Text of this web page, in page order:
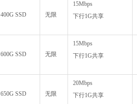
400G SSD 无限
15Mbps
下行1G共享
600G SSD 无限
15Mbps
下行1G共享
650G SSD 无限
20Mbps
下行1G共享